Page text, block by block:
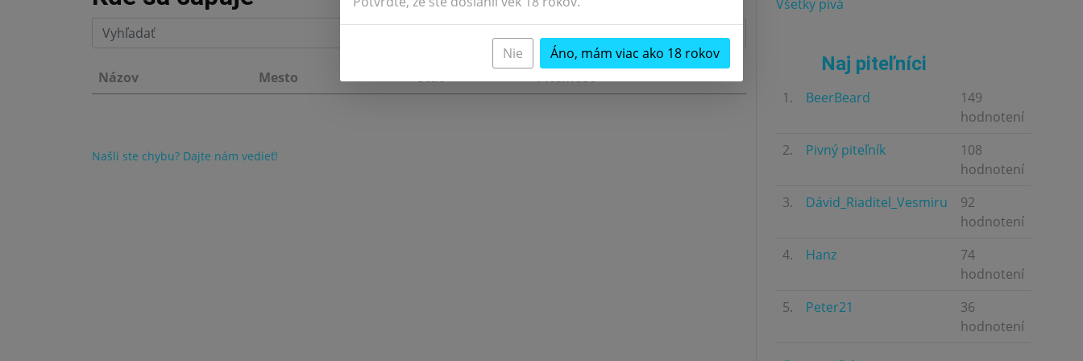
Názov Mesto Štát Piteľnosť
Našli ste chybu? Dajte nám vedieť!
Všetky pivá
Naj piteľníci
1. BeerBeard
149
hodnotení
2.
Pivný piteľník
108
hodnotení
3.
Dávid_Riaditel_Vesmiru
92
hodnotení
4.
Hanz
74
hodnotení
5.
Peter21
36
hodnotení
Nie Áno, mám viac ako 18 rokov